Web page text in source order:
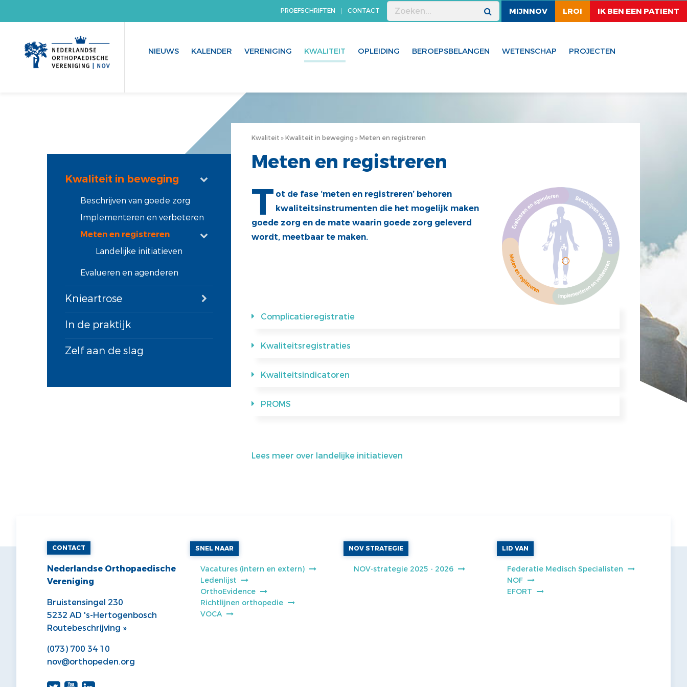
PROEFSCHRIFTEN CONTACT MIJNNOV LROI IK BEN EEN PATIENT
NIEUWS KALENDER VERENIGING KWALITEIT OPLEIDING BEROEPSBELANGEN WETENSCHAP PROJECTEN
Kwaliteit in beweging
Beschrijven van goede zorg
Implementeren en verbeteren
Meten en registreren
Landelijke initiatieven
Evalueren en agenderen
Knieartrose
In de praktijk
Zelf aan de slag
Kwaliteit Kwaliteit in beweging Meten en registreren
Meten en registreren
T ot de fase ‘meten en registreren’ behoren
kwaliteitsinstrumenten die het mogelijk maken
goede zorg en de mate waarin goede zorg geleverd
wordt, meetbaar te maken.
Complicatieregistratie
Kwaliteitsregistraties
Kwaliteitsindicatoren
PROMS
Lees meer over landelijke initiatieven
CONTACT
Nederlandse Orthopaedische
Vereniging
Bruistensingel 230
5232 AD 's-Hertogenbosch
Routebeschrijving »
(073) 700 34 10
nov@orthopeden.org
SNEL NAAR
Vacatures (intern en extern)
Ledenlijst
OrthoEvidence
Richtlijnen orthopedie
VOCA
NOV STRATEGIE
NOV-strategie 2025 - 2026
LID VAN
Federatie Medisch Specialisten
NOF
EFORT